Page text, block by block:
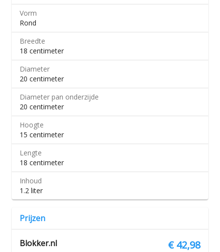
Vorm
Rond
Breedte
18 centimeter
Diameter
20 centimeter
Diameter pan onderzijde
20 centimeter
Hoogte
15 centimeter
Lengte
18 centimeter
Inhoud
1.2 liter
Prijzen
Blokker.nl € 42,98